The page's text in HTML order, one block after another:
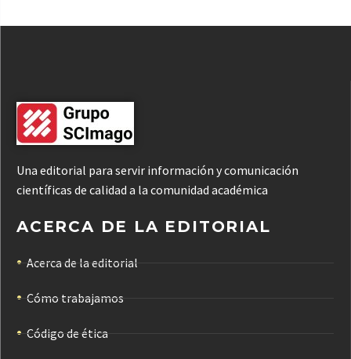
Una editorial para servir información y comunicación
científicas de calidad a la comunidad académica
ACERCA DE LA EDITORIAL
Acerca de la editorial
Cómo trabajamos
Código de ética